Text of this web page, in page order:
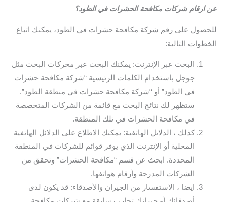
عن ارقام شركات مكافحة الحشرات في الطود؟
للحصول على رقم شركة مكافحة حشرات في الطود، يمكنك اتباع
الخطوات التالية:
البحث عبر الإنترنت: يمكنك البحث عبر محركات البحث مثل
جوجل باستخدام الكلمات الرئيسية “شركة مكافحة حشرات
في الطود” أو “شركة مكافحة حشرات في منطقة الطود”.
ستظهر لك نتائج البحث مع قائمة من الشركات المتخصصة
في مكافحة الحشرات في تلك المنطقة.
كذلك ، الدلائل الهاتفية: يمكنك الاطلاع على الدلائل الهاتفية
المحلية أو الإنترنت الذي يوفر قوائم للشركات في المنطقة
المحددة. ابحث عن قسم “مكافحة الحشرات” وتحقق من
الشركات المدرجة وأرقام هواتفها.
ايضا ، الاستفسار من الجيران والأصدقاء: قد يكون لدى